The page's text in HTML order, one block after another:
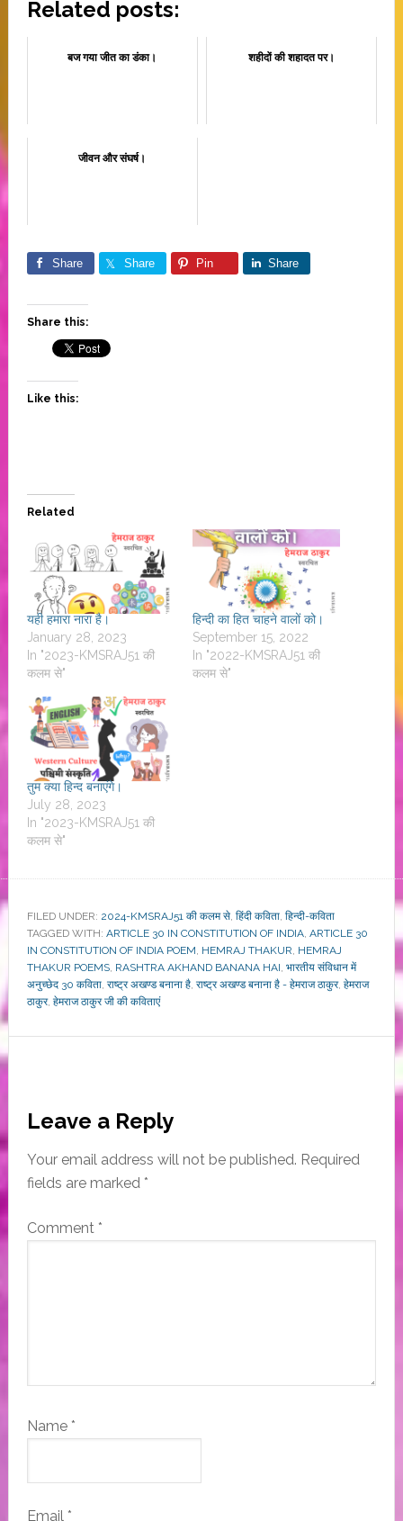
Related posts:
बज गया जीत का डंका। शहीदों की शहादत पर।
जीवन और संघर्ष।
Share Share Pin Share
Share this:
Like this:
Related
यही हमारा नारा है।
January 28, 2023
In "2023-KMSRAJ51 की
कलम से"
हिन्दी का हित चाहने वालों को।
September 15, 2022
In "2022-KMSRAJ51 की
कलम से"
तुम क्या हिन्द बनाएंगे।
July 28, 2023
In "2023-KMSRAJ51 की
कलम से"
FILED UNDER: 2024-KMSRAJ51 की कलम से, हिंदी कविता, हिन्दी-कविता
TAGGED WITH: ARTICLE 30 IN CONSTITUTION OF INDIA, ARTICLE 30
IN CONSTITUTION OF INDIA POEM, HEMRAJ THAKUR, HEMRAJ
THAKUR POEMS, RASHTRA AKHAND BANANA HAI, भारतीय संविधान में
अनुच्छेद 30 कविता, राष्ट्र अखण्ड बनाना है, राष्ट्र अखण्ड बनाना है - हेमराज ठाकुर, हेमराज
ठाकुर, हेमराज ठाकुर जी की कविताएं
Reader
Interactions
Leave a Reply
Your email address will not be published. Required
fields are marked *
Comment *
Name *
Email *